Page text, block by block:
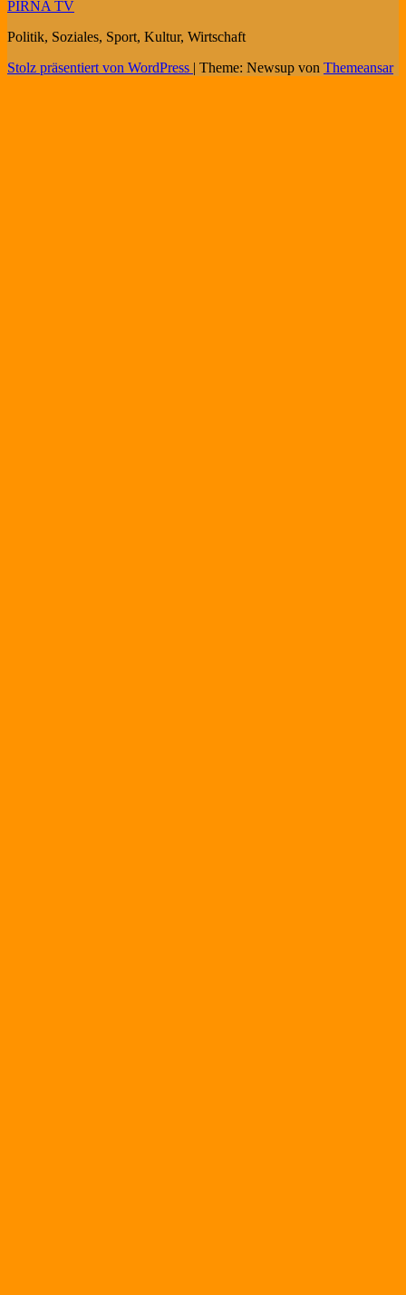
PIRNA TV
Politik, Soziales, Sport, Kultur, Wirtschaft
Stolz präsentiert von WordPress | Theme: Newsup von Themeansar